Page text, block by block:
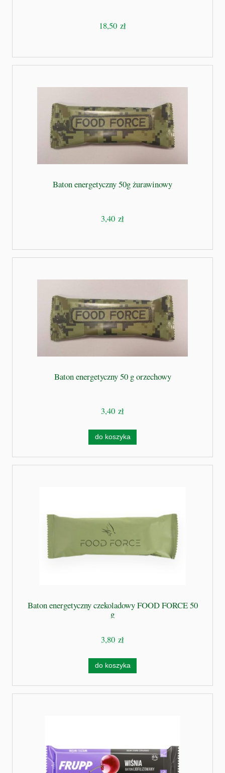
18,50 zł
Baton energetyczny 50g żurawinowy
3,40 zł
Baton energetyczny 50 g orzechowy
3,40 zł
do koszyka
Baton energetyczny czekoladowy FOOD FORCE 50
g
3,80 zł
do koszyka